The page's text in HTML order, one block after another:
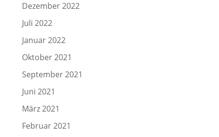
Dezember 2022
Juli 2022
Januar 2022
Oktober 2021
September 2021
Juni 2021
März 2021
Februar 2021